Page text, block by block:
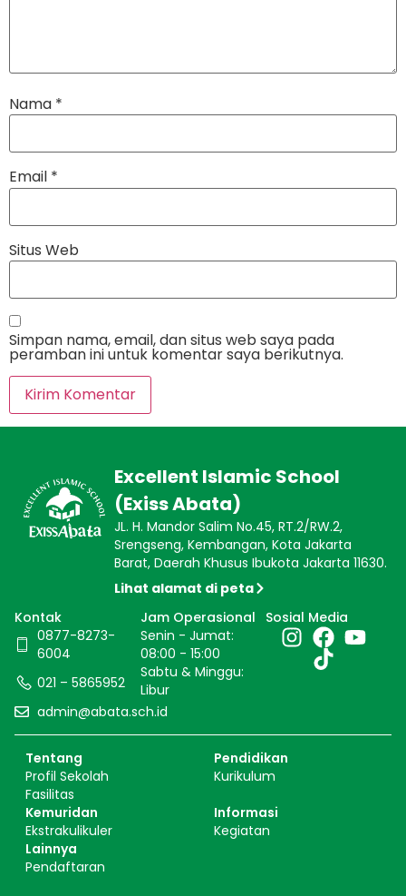
Nama *
Email *
Situs Web
Simpan nama, email, dan situs web saya pada
peramban ini untuk komentar saya berikutnya.
Excellent Islamic School
(Exiss Abata)
JL. H. Mandor Salim No.45, RT.2/RW.2,
Srengseng, Kembangan, Kota Jakarta
Barat, Daerah Khusus Ibukota Jakarta 11630.
Lihat alamat di peta
Kontak
0877-8273-
6004
021 – 5865952
admin@abata.sch.id
Jam Operasional
Senin - Jumat:
08:00 - 15:00
Sabtu & Minggu:
Libur
Sosial Media
Tentang
Profil Sekolah
Fasilitas
Pendidikan
Kurikulum
Kemuridan
Ekstrakulikuler
Informasi
Kegiatan
Lainnya
Pendaftaran